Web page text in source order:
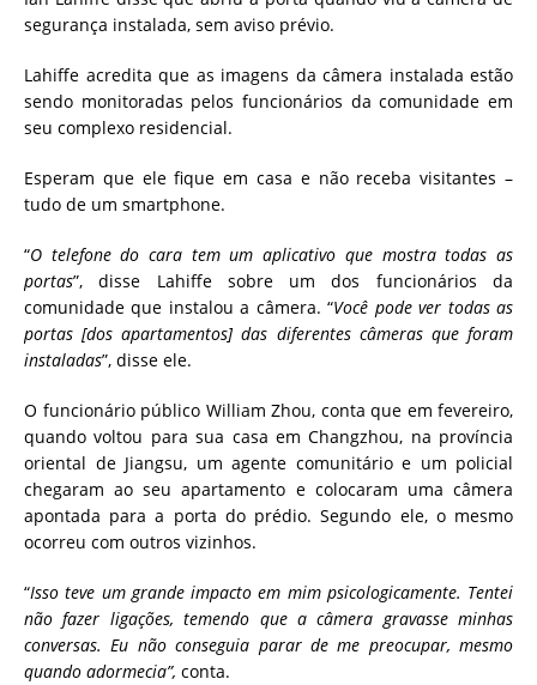
segurança instalada, sem aviso prévio.
Lahiffe acredita que as imagens da câmera instalada estão
sendo monitoradas pelos funcionários da comunidade em
seu complexo residencial.
Esperam que ele fique em casa e não receba visitantes –
tudo de um smartphone.
“O telefone do cara tem um aplicativo que mostra todas as
portas”, disse Lahiffe sobre um dos funcionários da
comunidade que instalou a câmera. “Você pode ver todas as
portas [dos apartamentos] das diferentes câmeras que foram
instaladas”, disse ele.
O funcionário público William Zhou, conta que em fevereiro,
quando voltou para sua casa em Changzhou, na província
oriental de Jiangsu, um agente comunitário e um policial
chegaram ao seu apartamento e colocaram uma câmera
apontada para a porta do prédio. Segundo ele, o mesmo
ocorreu com outros vizinhos.
“Isso teve um grande impacto em mim psicologicamente. Tentei
não fazer ligações, temendo que a câmera gravasse minhas
conversas. Eu não conseguia parar de me preocupar, mesmo
quando adormecia”, conta.